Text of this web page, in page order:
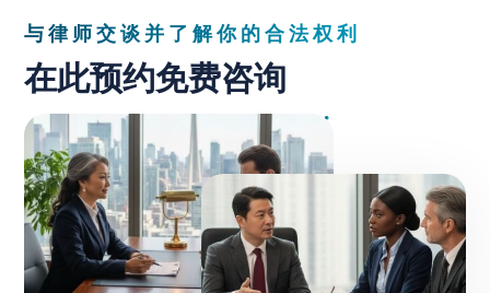
与律师交谈并了解你的合法权利
在此预约免费咨询